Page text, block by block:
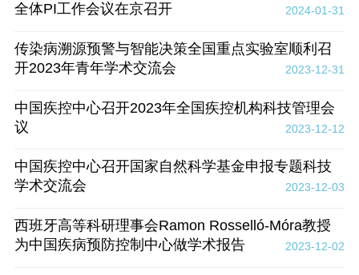
全体PI工作会议在京召开
2024-01-31
传染病溯源预警与智能决策全国重点实验室顺利召
开2023年青年学术交流会
2023-12-31
中国疾控中心召开2023年全国疾控机构科技管理会
议
2023-12-12
中国疾控中心召开国家自然科学基金申报专题科技
学术交流会
2023-12-03
西班牙高等科研理事会Ramon Rosselló-Móra教授
为中国疾病预防控制中心做学术报告
2023-12-02